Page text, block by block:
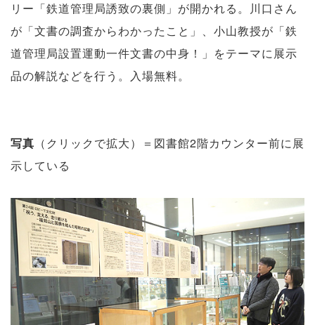
リー「鉄道管理局誘致の裏側」が開かれる。川口さん
が「文書の調査からわかったこと」、小山教授が「鉄
道管理局設置運動一件文書の中身！」をテーマに展示
品の解説などを行う。入場無料。
写真 （クリックで拡大）＝図書館2階カウンター前に展
示している